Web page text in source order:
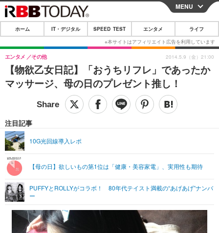
CLOSE
ホーム
IT・デジタル
IT・デジタルTOP スマートフォン
ショッピング その他
SPEED TEST
エンタメTOP 映画・ドラマ
グラビア ブログ
ショッピング その他
ライフTOP
リリース一覧
プッシュ通知の停止方法
MENU
ホーム IT・デジタル SPEED TEST エンタメ ライフ
【物欲乙女日記】「おうちリフレ」であったか
マッサージ、母の日のプレゼント推し！
エンタメ その他
注目記事
10G光回線導入レポ
【母の日】欲しいもの第1位は「健康・美容家電」、実用性も期待
PUFFYとROLLYがコラボ！ 80年代テイスト満載の“あげあげ”ナンバ
ー
2014.5.9（金）21:00